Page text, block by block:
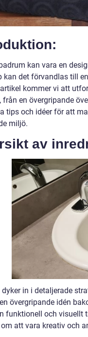
kan vara en
kan det förvandlas till
kommer vi att
från en övergripande
tips och idéer för att
miljö.
av
in i detaljerade
övergripande idén
funktionell och visuellt
att vara kreativ och